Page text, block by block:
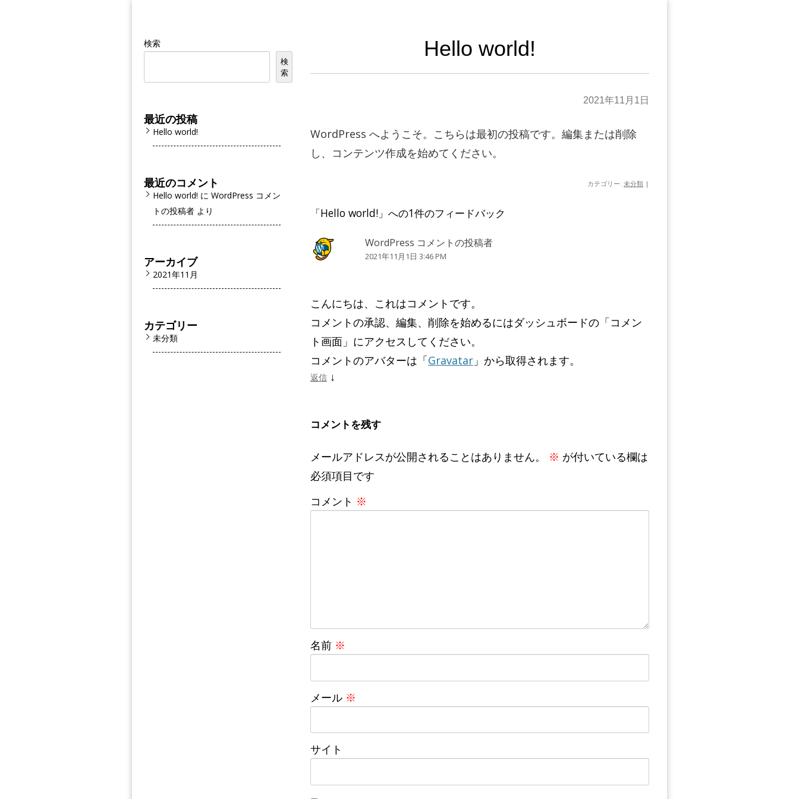
Hello world!
2021年11月1日
WordPress へようこそ。こちらは最初の投稿です。編集または削除
し、コンテンツ作成を始めてください。
カテゴリー: 未分類 |
「Hello world! 」への1件のフィードバック
WordPress コメントの投稿者
2021年11月1日 3:46 PM
こんにちは、これはコメントです。
コメントの承認、編集、削除を始めるにはダッシュボードの「コメン
ト画面」にアクセスしてください。
コメントのアバターは「Gravatar 」から取得されます。
返信 ↓
コメントを残す
メールアドレスが公開されることはありません。 ※ が付いている欄は
必須項目です
コメント ※
名前 ※
メール ※
サイト
検索
検
索
最近の投稿
Hello world!
最近のコメント
Hello world! に WordPress コメン
トの投稿者 より
アーカイブ
2021年11月
カテゴリー
未分類